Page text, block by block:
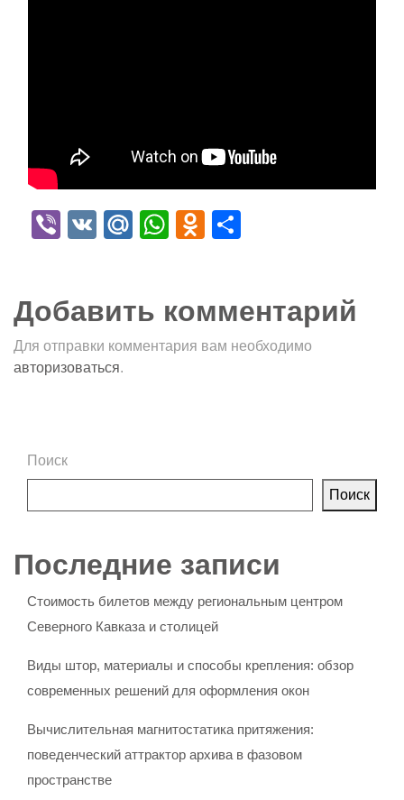
Viber
VK Mail.Ru
WhatsApp
Odnoklassniki
Добавить комментарий
Для отправки комментария вам необходимо
авторизоваться.
Поиск
Поиск
Последние записи
Стоимость билетов между региональным центром
Северного Кавказа и столицей
Виды штор, материалы и способы крепления: обзор
современных решений для оформления окон
Вычислительная магнитостатика притяжения:
поведенческий аттрактор архива в фазовом
пространстве